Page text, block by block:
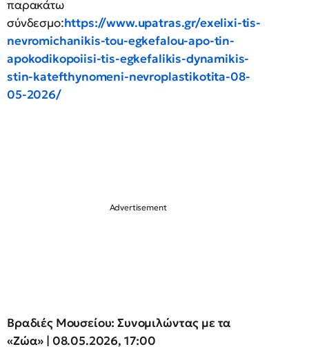
παρακάτω
σύνδεσμο:https://www.upatras.gr/exelixi-tis-
nevromichanikis-tou-egkefalou-apo-tin-
apokodikopoiisi-tis-egkefalikis-dynamikis-
stin-katefthynomeni-nevroplastikotita-08-
05-2026/
Βραδιές Μουσείου: Συνομιλώντας με τα
«Ζώα» | 08.05.2026, 17:00